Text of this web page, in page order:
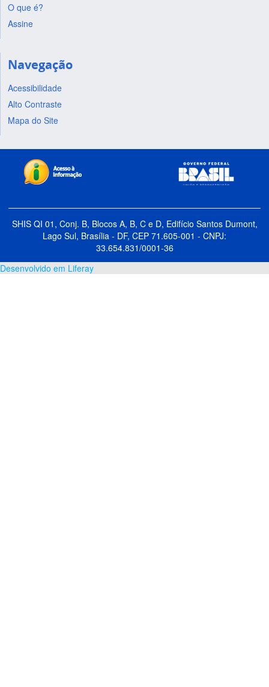
O que é?
Assine
Navegação
Acessibilidade
Alto Contraste
Mapa do Site
SHIS QI 01, Conj. B, Blocos A, B, C e D, Edifício Santos Dumont,
Lago Sul, Brasília - DF, CEP 71.605-001 - CNPJ:
33.654.831/0001-36
Desenvolvido em Liferay